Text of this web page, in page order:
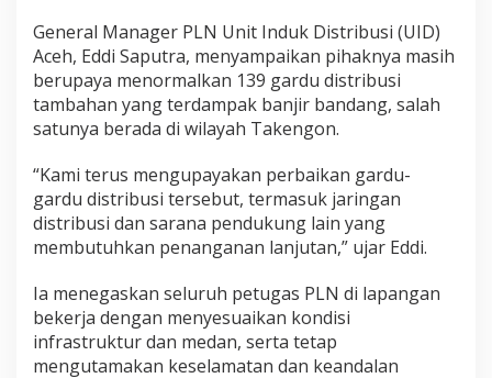
General Manager PLN Unit Induk Distribusi (UID)
Aceh, Eddi Saputra, menyampaikan pihaknya masih
berupaya menormalkan 139 gardu distribusi
tambahan yang terdampak banjir bandang, salah
satunya berada di wilayah Takengon.
“Kami terus mengupayakan perbaikan gardu-
gardu distribusi tersebut, termasuk jaringan
distribusi dan sarana pendukung lain yang
membutuhkan penanganan lanjutan,” ujar Eddi.
Ia menegaskan seluruh petugas PLN di lapangan
bekerja dengan menyesuaikan kondisi
infrastruktur dan medan, serta tetap
mengutamakan keselamatan dan keandalan